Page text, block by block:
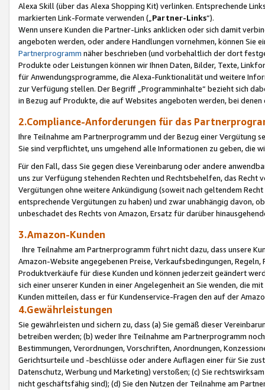
Alexa Skill (über das Alexa Shopping Kit) verlinken. Entsprechende
markierten Link-Formate verwenden („ Partner-Links“).
Wenn unsere Kunden die Partner-Links anklicken oder sich damit
angeboten werden, oder andere Handlungen vornehmen, können Sie
Partnerprogramm näher beschrieben (und vorbehaltlich der dort
Produkte oder Leistungen können wir Ihnen Daten, Bilder, Texte,
für Anwendungsprogramme, die Alexa-Funktionalität und weitere
zur Verfügung stellen. Der Begriff „Programminhalte“ bezieht sich
in Bezug auf Produkte, die auf Websites angeboten werden, bei
2.Compliance-Anforderungen für das
Ihre Teilnahme am Partnerprogramm und der Bezug einer Vergütung
Sie sind verpflichtet, uns umgehend alle Informationen zu geben, die
Für den Fall, dass Sie gegen diese Vereinbarung oder andere
uns zur Verfügung stehenden Rechten und Rechtsbehelfen, das
Vergütungen ohne weitere Ankündigung (soweit nach geltendem
entsprechende Vergütungen zu haben) und zwar unabhängig davon,
unbeschadet des Rechts von Amazon, Ersatz für darüber
3.Amazon-Kunden
Ihre Teilnahme am Partnerprogramm führt nicht dazu, dass unsere
Amazon-Website angegebenen Preise, Verkaufsbedingungen,
Produktverkäufe für diese Kunden und können jederzeit geändert
sich einer unserer Kunden in einer Angelegenheit an Sie wenden, die
Kunden mitteilen, dass er für Kundenservice-Fragen den auf der
4.Gewährleistungen
Sie gewährleisten und sichern zu, dass (a) Sie gemäß dieser
betreiben werden; (b) weder Ihre Teilnahme am Partnerprogramm
Bestimmungen, Verordnungen, Vorschriften, Anordnungen,
Gerichtsurteile und -beschlüsse oder andere Auflagen einer für Sie
Datenschutz, Werbung und Marketing) verstoßen; (c) Sie
nicht geschäftsfähig sind); (d) Sie den Nutzen der Teilnahme am